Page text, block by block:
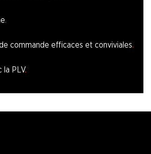
commande efficaces et conviviales
la PLV